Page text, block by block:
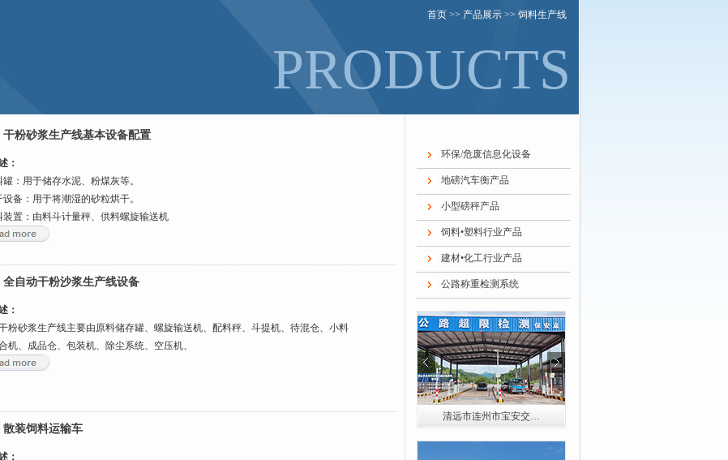
首页 >> 产品展示 >> 饲料生产线
PRODUCTS
干粉砂浆生产线基本设备配置
：
罐：用于储存水泥、粉煤灰等。
设备：用于将潮湿的砂粒烘干。
装置：由料斗计量秤、供料螺旋输送机
全自动干粉沙浆生产线设备
：
粉砂浆生产线主要由原料储存罐、螺旋输送机、配料秤、斗提机、待混仓、小料
机、成品仓、包装机、除尘系统、空压机、
散装饲料运输车
：
环保/危废信息化设备
地磅汽车衡产品
小型磅秤产品
饲料•塑料行业产品
建材•化工行业产品
公路称重检测系统
清远市连州市宝安交…